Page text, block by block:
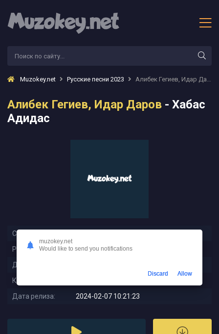
Muzokey.net Русские песни 2023 Алибек Гегиев, Идар Даров - Хабас Адидас
Алибек Гегиев, Идар Даров - Хабас
Адидас
Слушали:
Размер:
6.65 MB
Длительность:
Качество:
Дата релиза:
2024-02-07 10:21:23
muzokey.net
Would like to send you notifications
Discard Allow